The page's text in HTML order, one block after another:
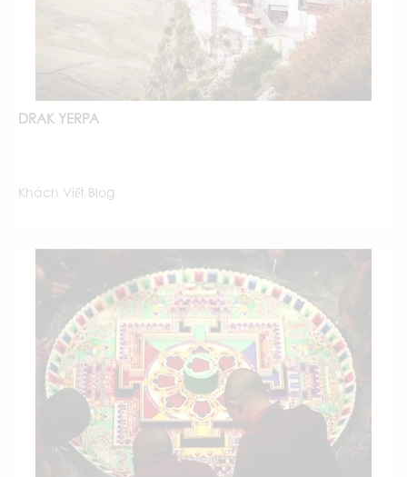
DRAK YERPA
Khách Viết Blog